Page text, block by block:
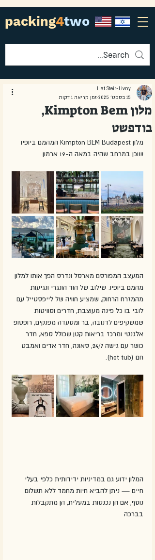
packing4two
מלון Kimpton Bem,
בודפשט
Liat Steir-Livny
15 בספט׳ 2025
זמן קריאה 1 דקות
מלון Kimpton BEM Budapest המהמם ביופיו
שוכן במרחב שהיה במאה ה-19 ארמון.
המעצב המפורסם מארסל ונדרס הפך אותו למלון
מהמם ביופיו: שילוב של הוד הונגרי ונגיעות
מהמזרח הרחוק, שמציע חוויה של לייפסטייל עם
לובי בו כל פינה מעוצבת, חדרים וסוויטות
שמשקיפים לדנובה, בר ומסעדה מפנקים, רופטופ
אלגנטי ומרכז בריאות קטן שכולל ספא, חדר
כושר עם גישה 24/7, סאונה, חדר אדים ואמבט
חם (hot tub).
המלון ידוע גם במדיניות ידידותית כלפי בעלי
חיים — ניתן להביא חיות מחמד ללא תשלום
נוסף, אם הן נכנסות במעלית, הן מתקבלות
בברכה